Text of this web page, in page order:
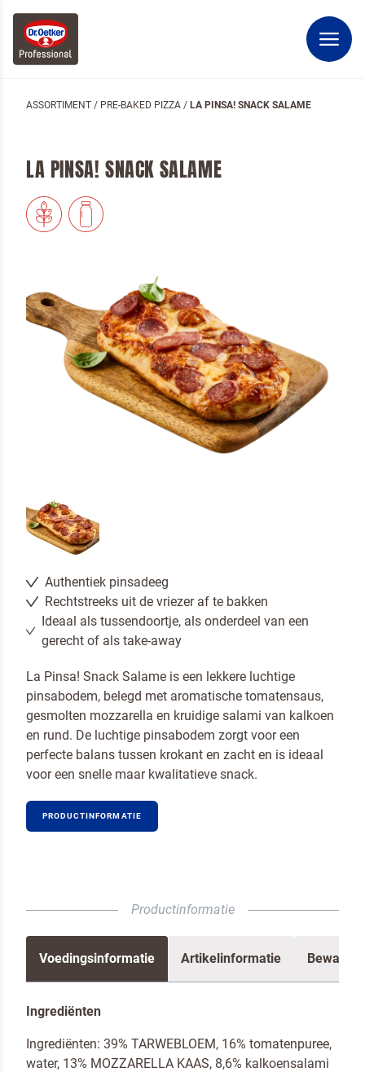
ASSORTIMENT / PRE-BAKED PIZZA / LA PINSA! SNACK SALAME
LA PINSA! SNACK SALAME
Authentiek pinsadeeg
Rechtstreeks uit de vriezer af te bakken
Ideaal als tussendoortje, als onderdeel van een
gerecht of als take-away
La Pinsa! Snack Salame is een lekkere luchtige
pinsabodem, belegd met aromatische tomatensaus,
gesmolten mozzarella en kruidige salami van kalkoen
en rund. De luchtige pinsabodem zorgt voor een
perfecte balans tussen krokant en zacht en is ideaal
voor een snelle maar kwalitatieve snack.
PRODUCTINFORMATIE
Productinformatie
Voedingsinformatie Artikelinformatie Bewaren
Ingrediënten
Ingrediënten: 39% TARWEBLOEM, 16% tomatenpuree,
water, 13% MOZZARELLA KAAS, 8,6% kalkoensalami
Neem contact met ons op